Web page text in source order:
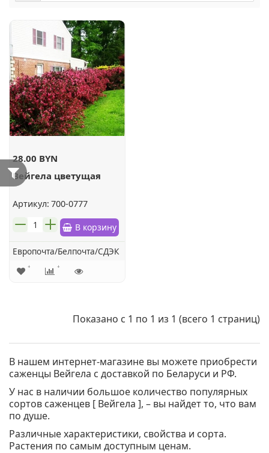
28.00 BYN
Вейгела цветущая
Артикул: 700-0777
шт. В корзину
Европочта/Белпочта/СДЭК
Показано с 1 по 1 из 1 (всего 1 страниц)
В нашем интернет-магазине вы можете приобрести
саженцы Вейгела с доставкой по Беларуси и РФ.
У нас в наличии большое количество популярных
сортов саженцев [ Вейгела ], – вы найдет то, что вам
по душе.
Различные характеристики, свойства и сорта.
Растения по самым доступным ценам.